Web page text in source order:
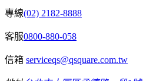
專線(02) 2182-8888
客服0800-880-058
信箱 serviceqs@qsquare.com.tw